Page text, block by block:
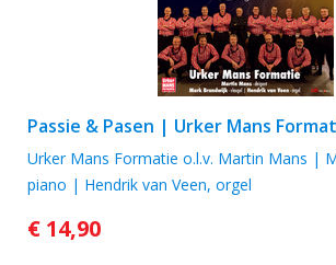
Passie & Pasen | Urker Mans
Urker Mans Formatie o.l.v. Martin Mans |
piano | Hendrik van Veen, orgel
€ 14,90